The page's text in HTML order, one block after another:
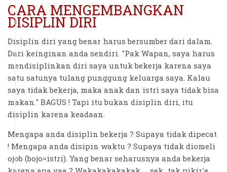
CARA MENGEMBANGKAN
DISIPLIN DIRI
Disiplin diri yang benar harus bersumber dari dalam.
Dari keinginan anda sendiri. "Pak Wapan, saya harus
mendisiplinkan diri saya untuk bekerja karena saya
satu satunya tulang punggung keluarga saya. Kalau
saya tidak bekerja, maka anak dan istri saya tidak bisa
makan." BAGUS ! Tapi itu bukan disiplin diri, itu
disiplin karena keadaan.
Mengapa anda disiplin bekerja ? Supaya tidak dipecat
! Mengapa anda disipin waktu ? Supaya tidak diomeli
ojob (bojo=istri). Yang benar seharusnya anda bekerja